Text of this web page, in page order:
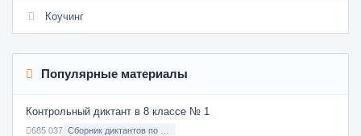
Коучинг
Популярные материалы
Контрольный диктант в 8 классе № 1
685 037